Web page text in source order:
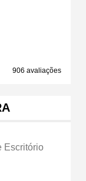
906 avaliações
Escritório